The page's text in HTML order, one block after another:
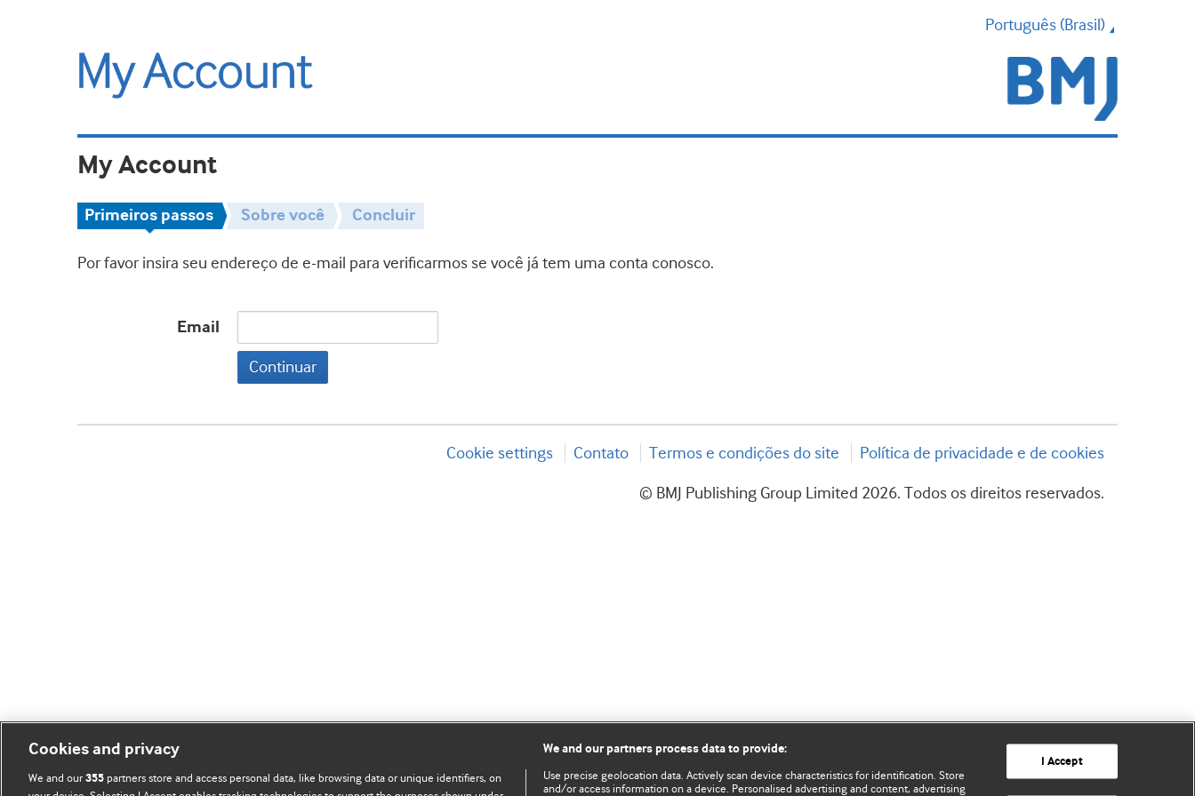
Português (Brasil)
My Account
Primeiros passos Sobre você Concluir
Por favor insira seu endereço de e-mail para verificarmos se você já tem uma conta conosco.
Email
Continuar
Cookie settings Contato Termos e condições do site Política de privacidade e de cookies
© BMJ Publishing Group Limited 2026. Todos os direitos reservados.
Cookies and privacy
We and our355 partners store and access personal data, like browsing data or unique identifiers, on
We and our partners process data to provide:
Use precise geolocation data. Actively scan device characteristics for identification. Store
and/or access information on a device. Personalised advertising and content, advertising
I Accept